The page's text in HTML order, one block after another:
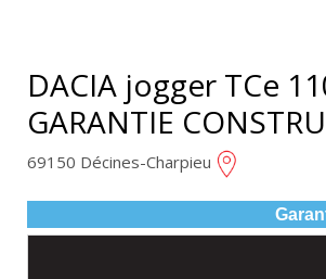
DACIA jogger TCe
GARANTIE
69150 Décines-Charpieu